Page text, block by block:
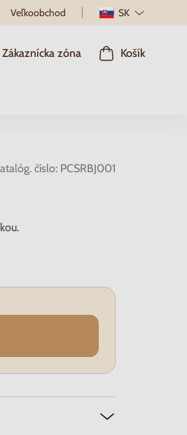
Veľkoobchod SK
Zákaznícka zóna Košík
číslo: PCSRBJ001